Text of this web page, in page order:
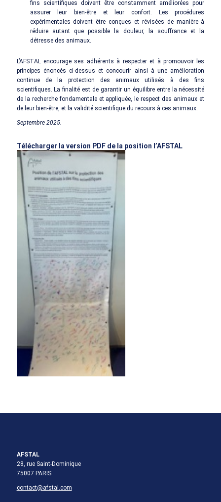
fins scientifiques doivent être constamment améliorées pour
assurer leur bien-être et leur confort. Les procédures
expérimentales doivent être conçues et révisées de manière à
réduire autant que possible la douleur, la souffrance et la
détresse des animaux.
L’AFSTAL encourage ses adhérents à respecter et à promouvoir les
principes énoncés ci-dessus et concourir ainsi à une amélioration
continue de la protection des animaux utilisés à des fins
scientifiques. La finalité est de garantir un équilibre entre la nécessité
de la recherche fondamentale et appliquée, le respect des animaux et
de leur bien-être, et la validité scientifique du recours à ces animaux.
Septembre 2025.
Télécharger la version PDF de la position l’AFSTAL
AFSTAL
28, rue Saint-Dominique
75007 PARIS
contact@afstal.com